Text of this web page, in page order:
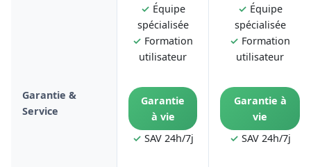
✓ Équipe
spécialisée
✓ Formation
utilisateur
✓ Équipe
spécialisée
✓ Formation
utilisateur
Garantie &
Service
Garantie
à vie
✓ SAV 24h/7j
Garantie à
vie
✓ SAV 24h/7j